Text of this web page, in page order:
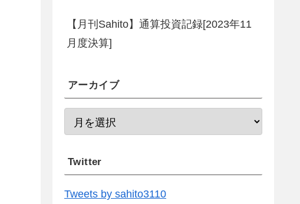
【月刊Sahito】通算投資記録[2023年11
月度決算]
アーカイブ
Twitter
Tweets by sahito3110